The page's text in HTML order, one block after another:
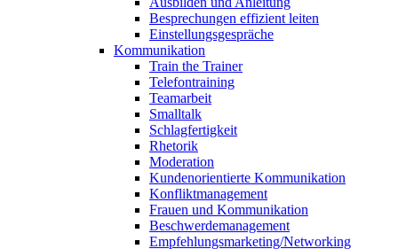
Besprechungen effizient leiten
Einstellungsgespräche
Kommunikation
Train the Trainer
Telefontraining
Teamarbeit
Smalltalk
Schlagfertigkeit
Rhetorik
Moderation
Kundenorientierte Kommunikation
Konfliktmanagement
Frauen und Kommunikation
Beschwerdemanagement
Empfehlungsmarketing/Networking